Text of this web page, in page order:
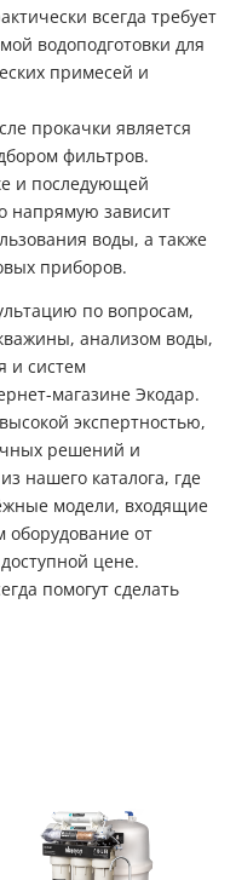
всегда требует
водоподготовки для
примесей и
прокачки является
фильтров.
и последующей
напрямую зависит
воды, а также
приборов.
по вопросам,
анализом воды,
и систем
магазине Экодар.
экспертностью,
решений и
нашего каталога, где
модели, входящие
от
цене.
помогут сделать